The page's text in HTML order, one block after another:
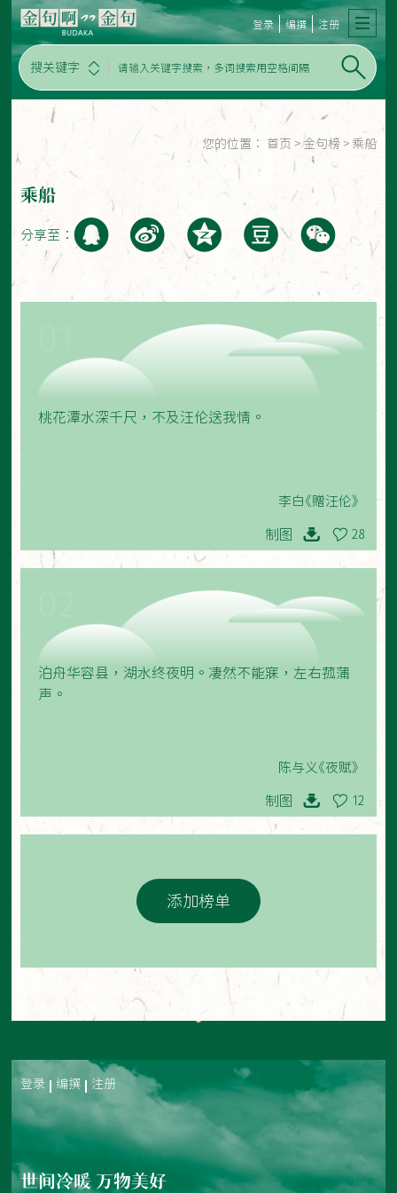
搜关键字
登录 编撰 注册
您的位置： 首页 > 金句榜 > 乘船
乘船
分享至：
桃花潭水深千尺，不及汪伦送我情。
李白《赠汪伦》
制图 28
泊舟华容县，湖水终夜明。凄然不能寐，左右菰蒲
声。
陈与义《夜赋》
制图 12
添加榜单
登录 编撰 注册
世间冷暖 万物美好